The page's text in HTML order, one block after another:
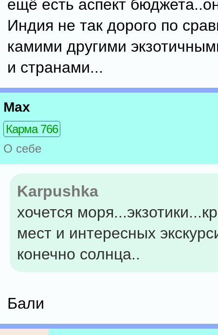
ещё есть аспект
Индия не так дорого по
камими другими
и странами...
Max
Карма 766
О себе
Karpushka
хочется
мест и интересных
конечно солнца..
Бали